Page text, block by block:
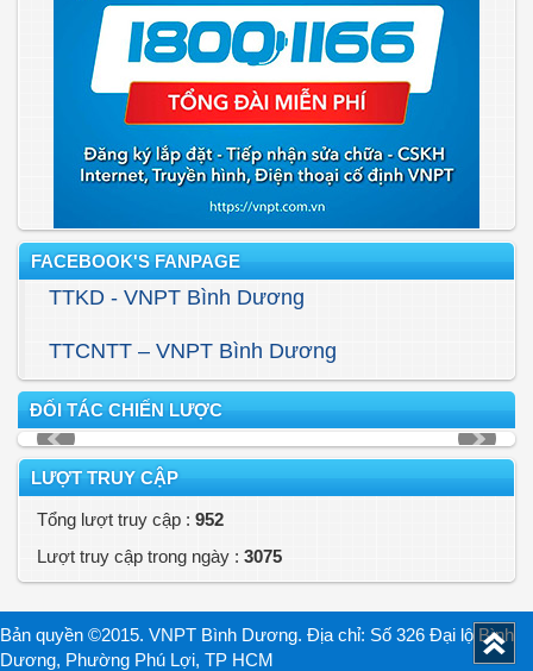
FACEBOOK'S FANPAGE
TTKD - VNPT Bình Dương
TTCNTT – VNPT Bình Dương
ĐỐI TÁC CHIẾN LƯỢC
LƯỢT TRUY CẬP
Tổng lượt truy cập : 952
Lượt truy cập trong ngày : 3075
Bản quyền ©2015. VNPT Bình Dương. Địa chỉ: Số 326 Đại lộ Bình
Dương, Phường Phú Lợi, TP HCM